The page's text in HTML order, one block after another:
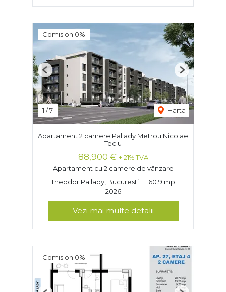
Comision 0%
1 /7 Harta
Previous Next
Apartament 2 camere Pallady Metrou Nicolae
Teclu
88,900 € + 21% TVA
Apartament cu 2 camere de vânzare
Theodor Pallady, Bucuresti
60.9 mp
2026
Vezi mai multe detalii
Comision 0%